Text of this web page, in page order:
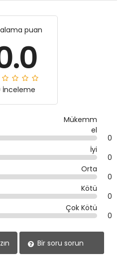
puan
İnceleme
Mükemm
el
0
İyi
0
Orta
0
Kötü
0
Çok Kötü
0
Bir soru sorun